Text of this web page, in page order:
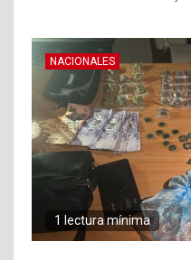
NACIONALES
1 lectura mínima